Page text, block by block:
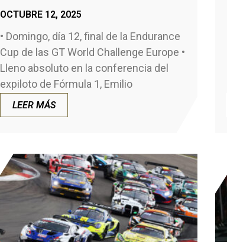
OCTUBRE 12, 2025
• Domingo, día 12, final de la Endurance
Cup de las GT World Challenge Europe •
Lleno absoluto en la conferencia del
expiloto de Fórmula 1, Emilio
LEER MÁS